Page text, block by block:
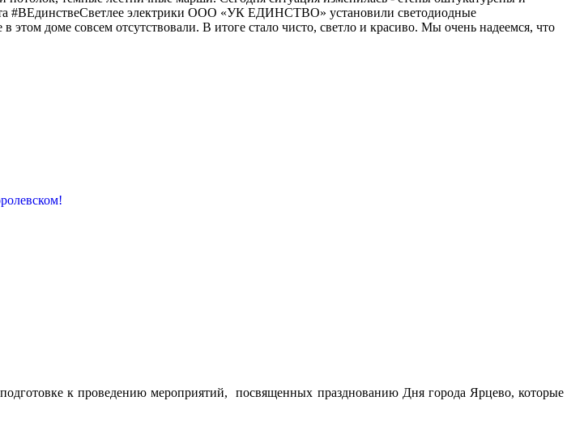
#ВЕдинствеСветлее электрики ООО «УК ЕДИНСТВО» установили светодиодные
доме совсем отсутствовали. В итоге стало чисто, светло и красиво. Мы очень надеемся, что
к проведению мероприятий, посвященных празднованию Дня города Ярцево, которые